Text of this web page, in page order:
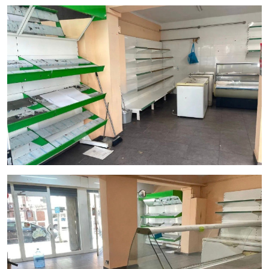
Agua y gas disponibles
Aire acondicionado instalado
Espacio preparado para iniciar actividad con rapidez
Posibilidad de adaptación según las necesidades del
negocio
Ventajas del inmueble
Ubicado en una zona con una importante actividad
comercial y empresarial, rodeado de comercios, oficinas,
centros educativos y restauración, lo que garantiza un flujo
constante de potenciales clientes.
Su distribución permite combinar una atractiva zona de
venta con un práctico espacio de almacenaje, optimizando
la operativa diaria del negocio.
Condiciones económicas
Alquiler mensual:
1.250 €
Gastos de comunidad e IBI incluidos
Se solicitarásolvencia económica demostrable